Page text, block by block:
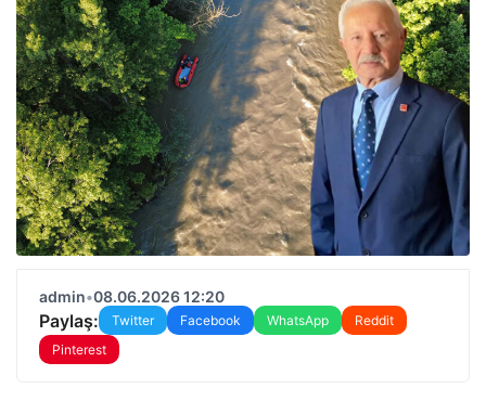
admin•08.06.2026 12:20
Paylaş: Twitter Facebook WhatsApp
Reddit
Pinterest